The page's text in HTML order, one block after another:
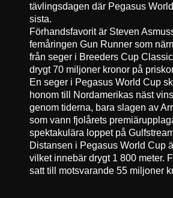
tävlingsdagen där Pegasus
sista.
Förhandsfavorit är Steven
femåringen Gun Runner som
från seger i Breeders Cup
drygt 70 miljoner kronor på
En seger i Pegasus World Cup
honom till Nordamerikas näst
genom tiderna, bara slagen av
som vann fjolårets
spektakulära loppet på
Distansen i Pegasus World Cup
vilket innebär drygt 1 800 meter.
satt till motsvarande 55 miljoner